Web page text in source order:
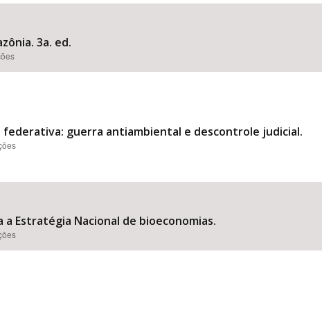
3a. ed.
federativa: guerra antiambiental e descontrole judicial.
Estratégia Nacional de bioeconomias.